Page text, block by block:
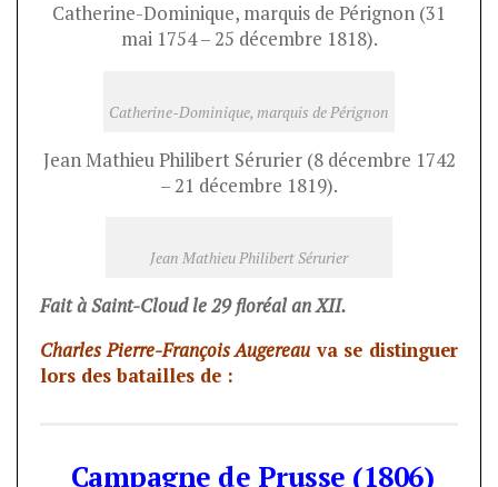
Catherine-Dominique, marquis de Pérignon (31
mai 1754 – 25 décembre 1818).
Catherine-Dominique, marquis de Pérignon
Jean Mathieu Philibert Sérurier (8 décembre 1742
– 21 décembre 1819).
Jean Mathieu Philibert Sérurier
Fait à Saint-Cloud le 29 floréal an XII.
Charles Pierre-François Augereau va se distinguer
lors des batailles de :
Campagne de Prusse (1806)